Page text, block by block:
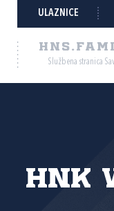
ULAZNICE
Službena stranica
HNK